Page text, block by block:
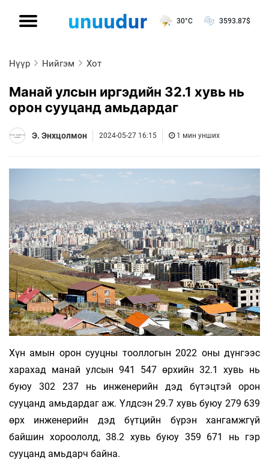
30°C 3593.87$
Нүүр Нийгэм Хот
Манай улсын иргэдийн 32.1 хувь нь
орон сууцанд амьдардаг
Э. Энхцолмон 2024-05-27 16:15 1 мин унших
Хүн амын орон сууцны тооллогын 2022 оны дүнгээс
харахад манай улсын 941 547 өрхийн 32.1 хувь нь
буюу 302 237 нь инженерийн дэд бүтэцтэй орон
сууцанд амьдардаг аж. Үлдсэн 29.7 хувь буюу 279 639
өрх инженерийн дэд бүтцийн бүрэн хангамжгүй
байшин хороололд, 38.2 хувь буюу 359 671 нь гэр
сууцанд амьдарч байна.